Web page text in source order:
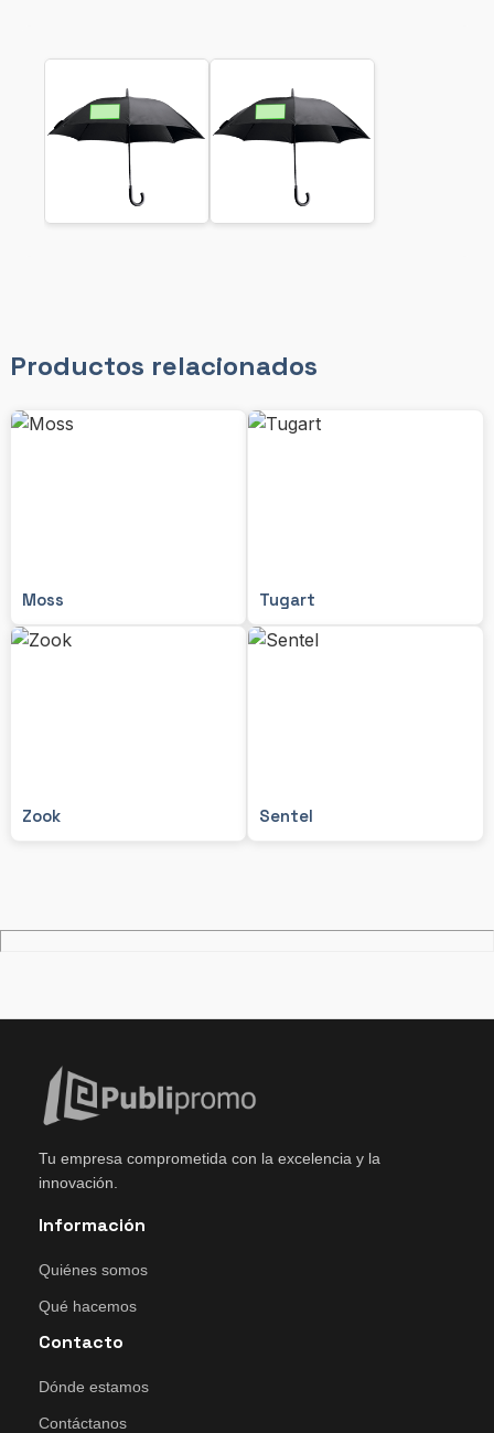
Productos relacionados
Moss Tugart
Zook Sentel
Tu empresa comprometida con la excelencia y la
innovación.
Información
Quiénes somos
Qué hacemos
Contacto
Dónde estamos
Contáctanos